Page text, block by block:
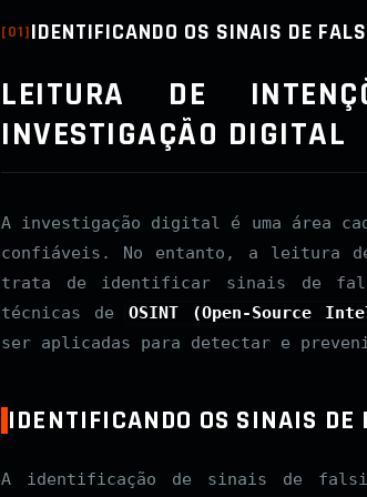
[01]IDENTIFICANDO OS SINAIS DE
LEITURA DE
INVESTIGAÇÃO DIGITAL
A investigação digital é uma área
confiáveis. No entanto, a leitura de
trata de identificar sinais de
técnicas de
OSINT (Open-Source
ser aplicadas para detectar e
IDENTIFICANDO OS SINAIS
A identificação de sinais de